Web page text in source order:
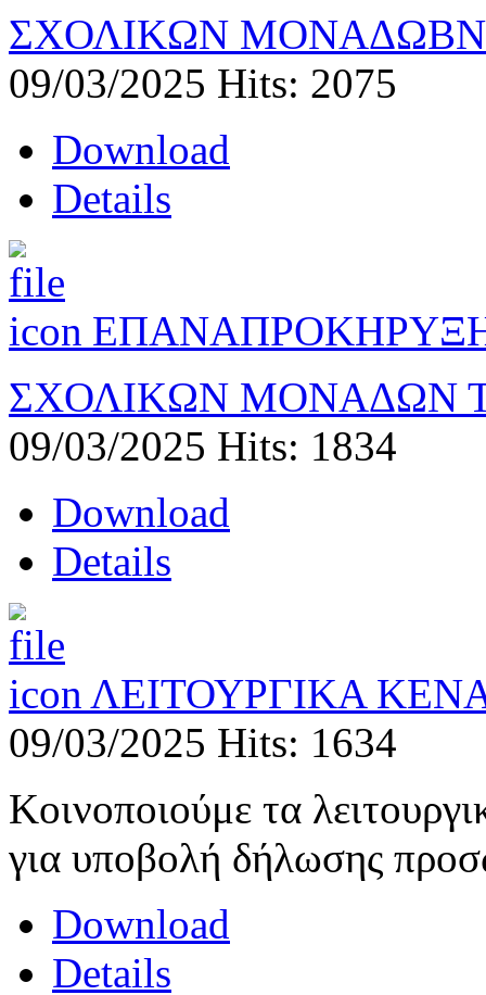
ΣΧΟΛΙΚΩΝ ΜΟΝΑΔΩΒΝ
09/03/2025 Hits: 2075
Download
Details
ΣΧΟΛΙΚΩΝ ΜΟΝΑΔΩΝ
09/03/2025 Hits: 1834
Download
Details
ΛΕΙΤΟΥΡΓΙΚΑ
09/03/2025 Hits: 1634
Κοινοποιούμε τα
για υποβολή δήλωσης
Download
Details